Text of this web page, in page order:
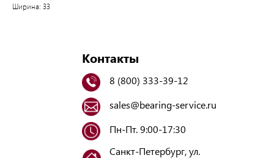
Ширина: 33
Контакты
8 (800) 333-39-12
sales@bearing-service.ru
Санкт-Петербург, ул.
Пн-Пт. 9:00-17:30